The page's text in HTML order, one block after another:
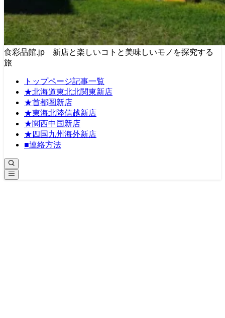
食彩品館.jp 新店と楽しいコトと美味しいモノを探究する
旅
トップページ記事一覧
★北海道東北北関東新店
★首都圏新店
★東海北陸信越新店
★関西中国新店
★四国九州海外新店
■連絡方法